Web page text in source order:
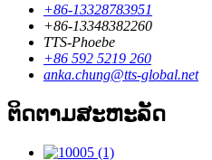
+86-13328783951
+86-13348382260
TTS-Phoebe
+86 592 5219 260
anka.chung@tts-global.net
ຕິດຕາມສະຫະລັດ